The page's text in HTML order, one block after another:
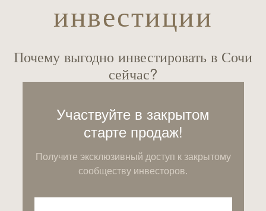
инвестиции
Почему выгодно инвестировать в Сочи
сейчас?
Получите эксклюзивный доступ к закрытому
сообществу инвесторов.
Участвуйте в закрытом
старте продаж!